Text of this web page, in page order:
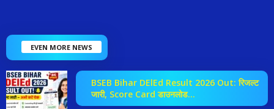
EVEN MORE NEWS
BSEB Bihar DElEd Result 2026 Out: रिजल्ट
जारी, Score Card डाउनलोड...